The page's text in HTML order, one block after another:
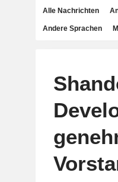
Alle Nachrichten
Andere Sprachen